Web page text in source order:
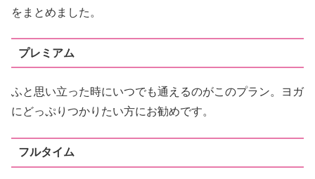
をまとめました。
プレミアム
ふと思い立った時にいつでも通えるのがこのプラン。ヨガ
にどっぷりつかりたい方にお勧めです。
フルタイム